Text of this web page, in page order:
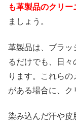
も革製品のクリ
ましょう。
革製品は、ブラッ
るだけでも、日
ります。これら
がある場合に、ク
染み込んだ汗や皮